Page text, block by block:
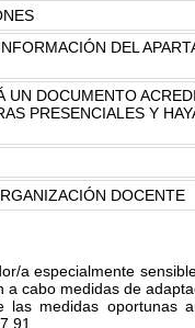
DEL
UN DOCUMENTO
PRESENCIALES Y
DOCENTE
a especialmente
cabo medidas de
medidas oportunas
91.